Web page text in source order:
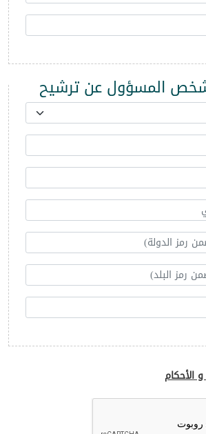
المسؤول عن ترشيح
الأحكام